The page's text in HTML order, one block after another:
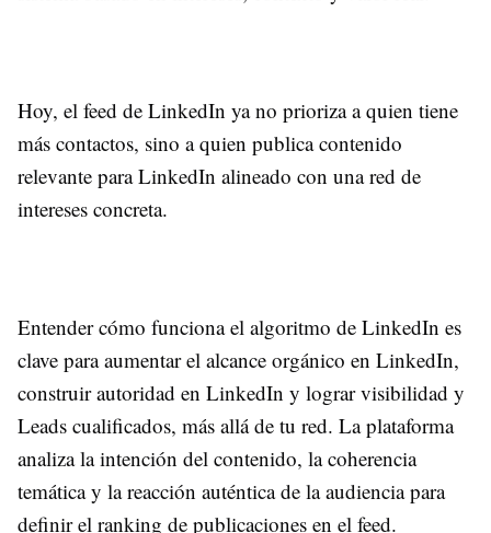
Hoy, el feed de LinkedIn ya no prioriza a quien tiene
más contactos, sino a quien publica contenido
relevante para LinkedIn alineado con una red de
intereses concreta.
Entender cómo funciona el algoritmo de LinkedIn es
clave para aumentar el alcance orgánico en LinkedIn,
construir autoridad en LinkedIn y lograr visibilidad y
Leads cualificados, más allá de tu red. La plataforma
analiza la intención del contenido, la coherencia
temática y la reacción auténtica de la audiencia para
definir el ranking de publicaciones en el feed.